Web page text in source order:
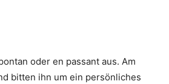
oder en passant aus. Am
bitten ihn um ein persönliches